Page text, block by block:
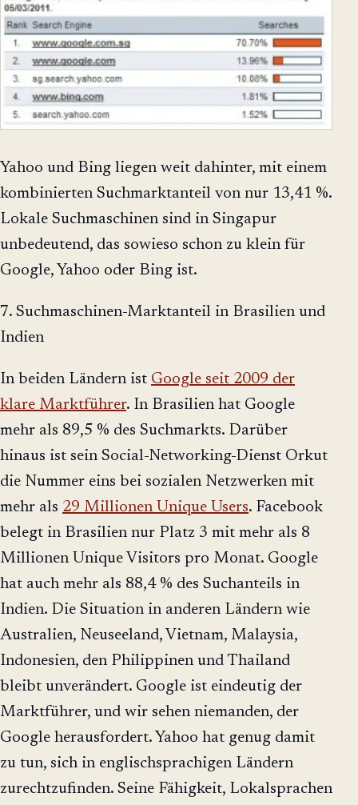
Yahoo und Bing liegen weit dahinter, mit einem
kombinierten Suchmarktanteil von nur 13,41 %.
Lokale Suchmaschinen sind in Singapur
unbedeutend, das sowieso schon zu klein für
Google, Yahoo oder Bing ist.
7. Suchmaschinen-Marktanteil in Brasilien und
Indien
In beiden Ländern ist Google seit 2009 der
klare Marktführer. In Brasilien hat Google
mehr als 89,5 % des Suchmarkts. Darüber
hinaus ist sein Social-Networking-Dienst Orkut
die Nummer eins bei sozialen Netzwerken mit
mehr als 29 Millionen Unique Users. Facebook
belegt in Brasilien nur Platz 3 mit mehr als 8
Millionen Unique Visitors pro Monat. Google
hat auch mehr als 88,4 % des Suchanteils in
Indien. Die Situation in anderen Ländern wie
Australien, Neuseeland, Vietnam, Malaysia,
Indonesien, den Philippinen und Thailand
bleibt unverändert. Google ist eindeutig der
Marktführer, und wir sehen niemanden, der
Google herausfordert. Yahoo hat genug damit
zu tun, sich in englischsprachigen Ländern
zurechtzufinden. Seine Fähigkeit, Lokalsprachen